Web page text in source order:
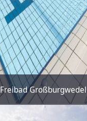
Freibad Großburgwedel